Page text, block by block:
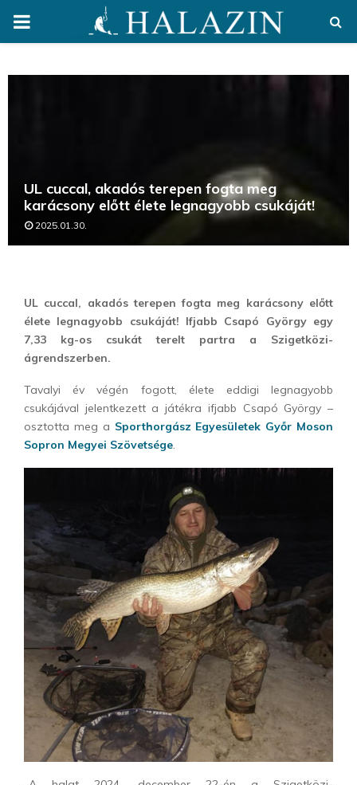
PRIMARY
UL cuccal, akadós terepen fogta meg
karácsony előtt élete legnagyobb csukáját!
2025.01.30.
UL cuccal, akadós terepen fogta meg karácsony előtt
élete legnagyobb csukáját! Ifjabb Csapó György egy
7,33 kg-os csukát terelt partra a Szigetközi-
ágrendszerben.
Tavalyi év végén fogott, élete eddigi legnagyobb
csukájával jelentkezett a játékra ifjabb Csapó György –
osztotta meg a Sporthorgász Egyesületek Győr Moson
Sopron Megyei Szövetsége.